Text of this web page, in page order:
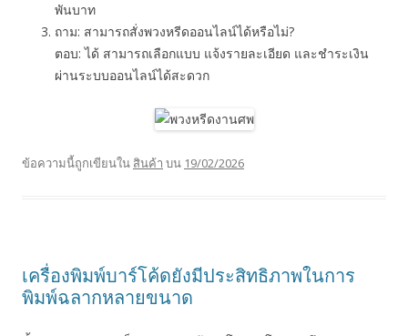
พันบาท
ถาม: สามารถสั่งพวงหรีดออนไลน์ได้หรือไม่?
ตอบ: ได้ สามารถเลือกแบบ แจ้งรายละเอียด และชำระเงิน
ผ่านระบบออนไลน์ได้สะดวก
ข้อความนี้ถูกเขียนใน สินค้า บน 19/02/2026
เครื่องพิมพ์บาร์โค้ดยังมีประสิทธิภาพในการ
พิมพ์ฉลากหลายขนาด